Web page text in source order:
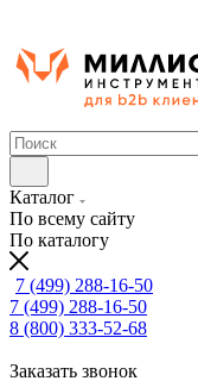
Каталог
По всему сайту
По каталогу
7 (499) 288-16-50
7 (499) 288-16-50
8 (800) 333-52-68
Заказать звонок